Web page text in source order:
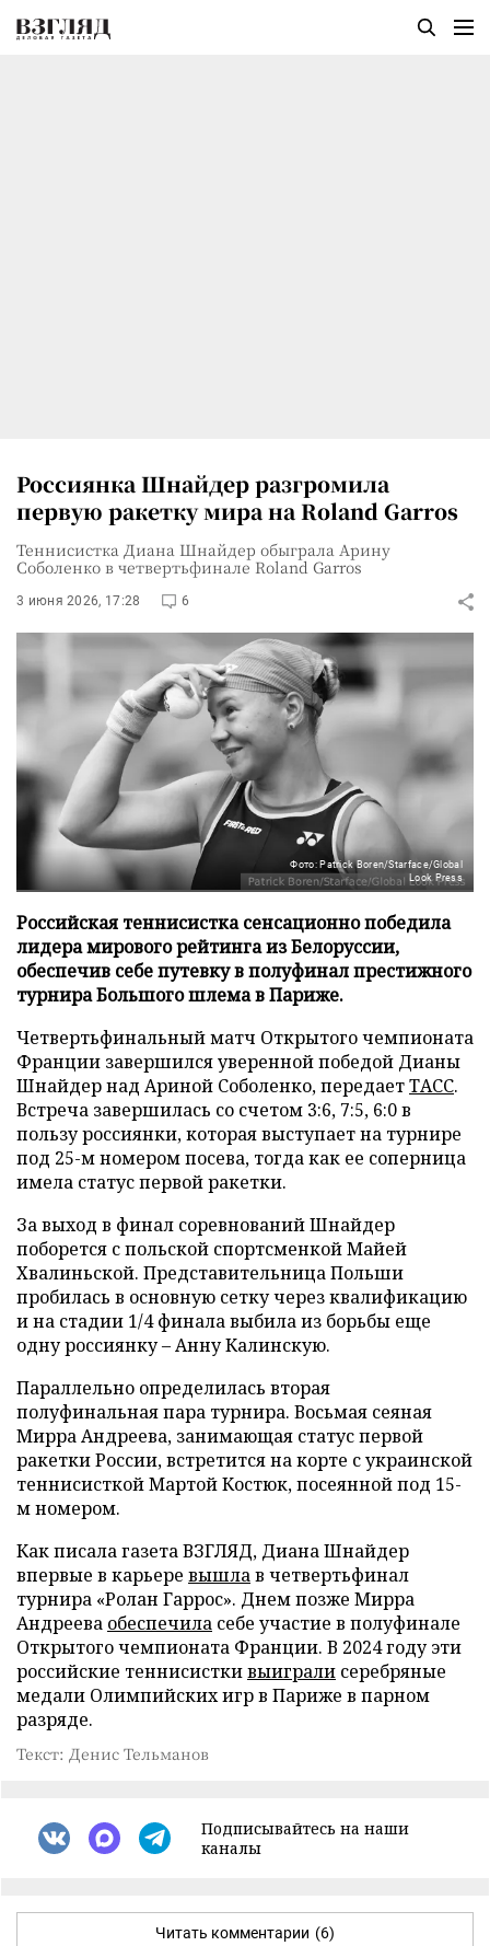
Россиянка Шнайдер разгромила
первую ракетку мира на Roland Garros
Теннисистка Диана Шнайдер обыграла Арину
Соболенко в четвертьфинале Roland Garros
3 июня 2026, 17:28 6
Фото: Patrick Boren/Starface/Global
Look Press
Российская теннисистка сенсационно победила
лидера мирового рейтинга из Белоруссии,
обеспечив себе путевку в полуфинал престижного
турнира Большого шлема в Париже.
Четвертьфинальный матч Открытого чемпионата
Франции завершился уверенной победой Дианы
Шнайдер над Ариной Соболенко, передаетТАСС.
Встреча завершилась со счетом 3:6, 7:5, 6:0 в
пользу россиянки, которая выступает на турнире
под 25-м номером посева, тогда как ее соперница
имела статус первой ракетки.
За выход в финал соревнований Шнайдер
поборется с польской спортсменкой Майей
Хвалиньской. Представительница Польши
пробилась в основную сетку через квалификацию
и на стадии 1/4 финала выбила из борьбы еще
одну россиянку – Анну Калинскую.
Параллельно определилась вторая
полуфинальная пара турнира. Восьмая сеяная
Мирра Андреева, занимающая статус первой
ракетки России, встретится на корте с украинской
теннисисткой Мартой Костюк, посеянной под 15-
м номером.
Как писала газета ВЗГЛЯД, Диана Шнайдер
впервые в карьере вышлав четвертьфинал
турнира «Ролан Гаррос». Днем позже Мирра
Андреева обеспечила себе участие в полуфинале
Открытого чемпионата Франции. В 2024 году эти
российские теннисисткивыиграли серебряные
медали Олимпийских игр в Париже в парном
разряде.
Текст: Денис Тельманов
Подписывайтесь на наши
каналы
Читать комментарии (6)